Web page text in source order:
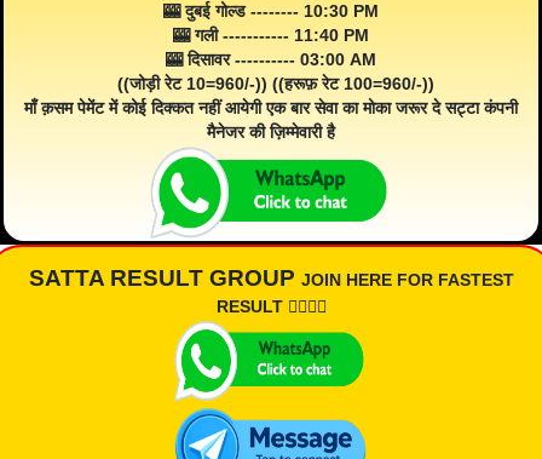
🎰 दुबई गोल्ड -------- 10:30 PM
🎰 गली ----------- 11:40 PM
🎰 दिसावर ---------- 03:00 AM
((जोड़ी रेट 10=960/-)) ((हरूफ़ रेट 100=960/-))
माँ क़सम पेमेंट में कोई दिक्कत नहीं आयेगी एक बार सेवा का मोका जरूर दे सट्टा कंपनी
मैनेजर की ज़िम्मेवारी है
SATTA RESULT GROUP JOIN HERE FOR FASTEST
RESULT 👇🏾👇🏾